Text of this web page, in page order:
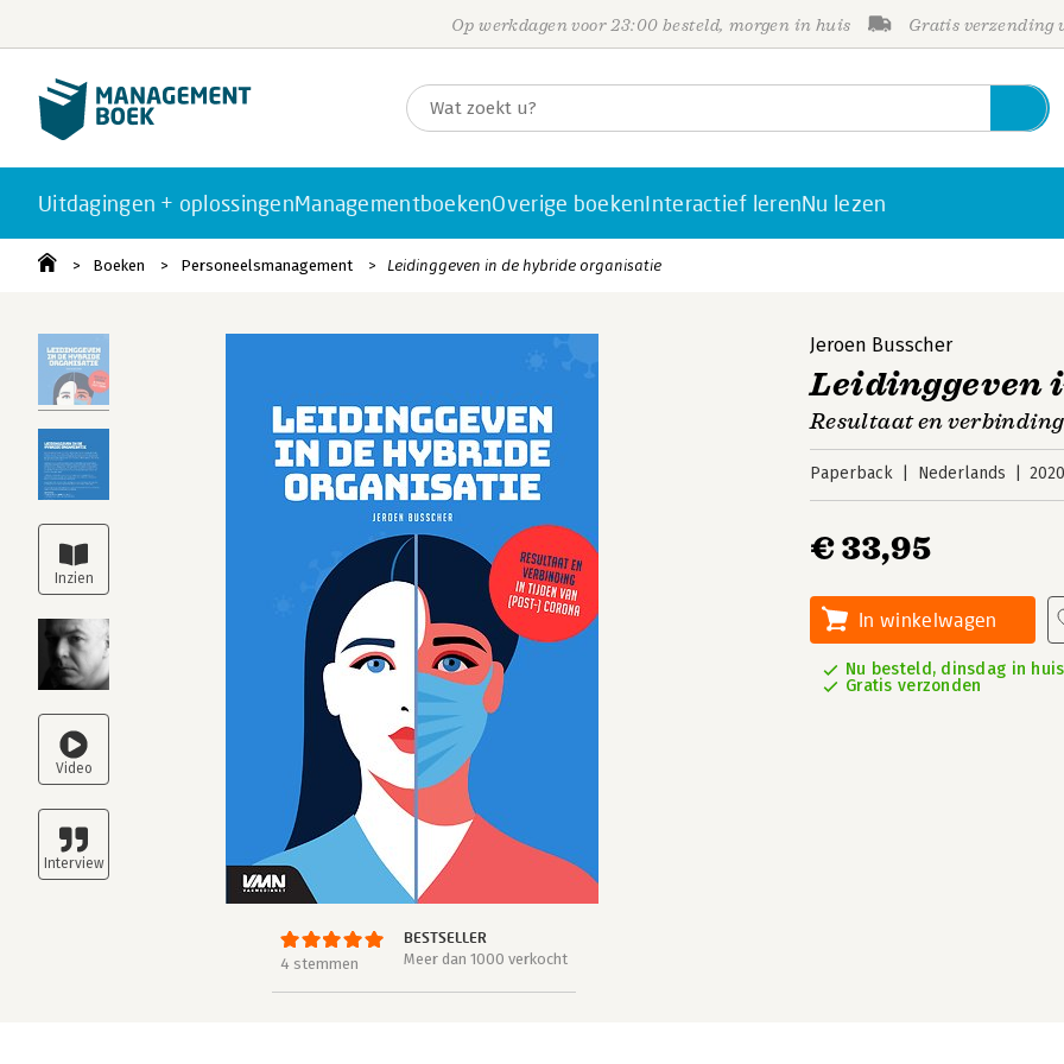
Op werkdagen voor 23:00 besteld, morgen in huis Gratis verzending
Uitdagingen + oplossingenManagementboekenOverige boekenInteractief lerenNu lezen
Boeken Personeelsmanagement Leidinggeven in de hybride organisatie
4 stemmen
BESTSELLER
Meer dan 1000 verkocht
Jeroen Busscher
Leidinggeven
Resultaat en
Paperback Nederlands
€ 33,95
In winkelwagen
Nu besteld, dinsdag in huis
Gratis verzonden